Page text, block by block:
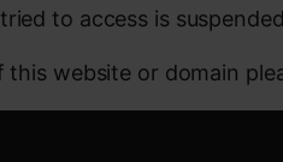
to access is
this website or domain